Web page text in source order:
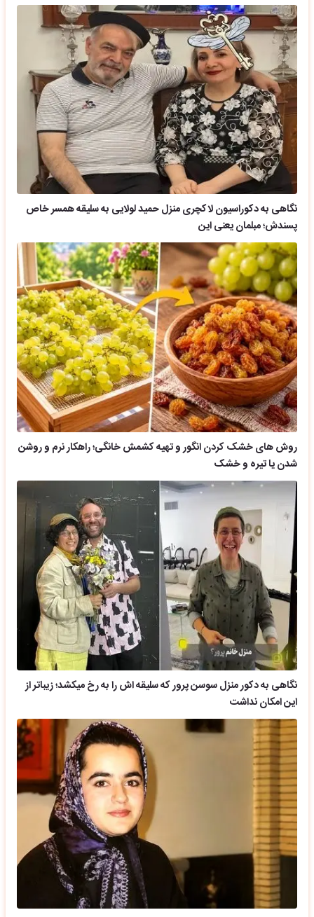
نگاهی به دکوراسیون لاکچری منزل حمید لولایی به سلیقه همسر خاص
پسندش؛ مبلمان یعنی این
روش های خشک کردن انگور و تهیه کشمش خانگی؛ راهکار نرم و روشن
شدن یا تیره و خشک
نگاهی به دکور منزل سوسن پرور که سلیقه اش را به رخ میکشد؛ زیباتر از
این امکان نداشت